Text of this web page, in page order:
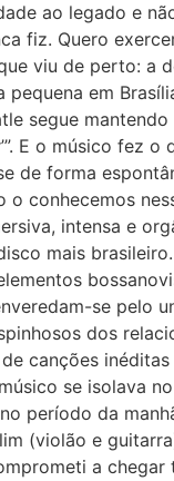
ao legado e
fiz. Quero
viu de perto:
em
segue
E o músico fez
forma
conhecemos
intensa e
mais
se pelo
dos
canções
se isolava
período da
(violão e
a